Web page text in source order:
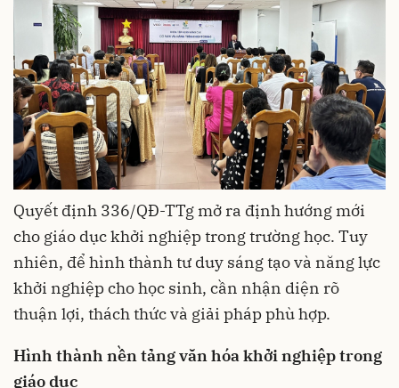
Quyết định 336/QĐ-TTg mở ra định hướng mới
cho giáo dục khởi nghiệp trong trường học. Tuy
nhiên, để hình thành tư duy sáng tạo và năng lực
khởi nghiệp cho học sinh, cần nhận diện rõ
thuận lợi, thách thức và giải pháp phù hợp.
Hình thành nền tảng văn hóa khởi nghiệp trong
giáo dục